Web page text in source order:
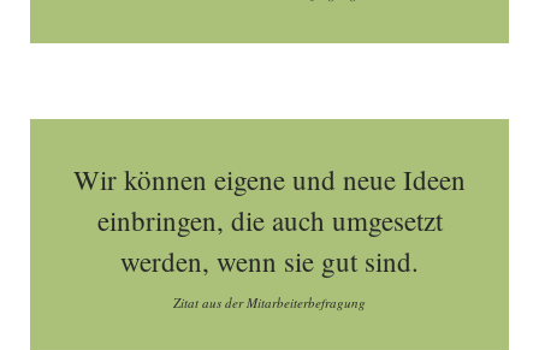
Wir können eigene und neue Ideen
einbringen, die auch umgesetzt
werden, wenn sie gut sind.
Zitat aus der Mitarbeiterbefragung